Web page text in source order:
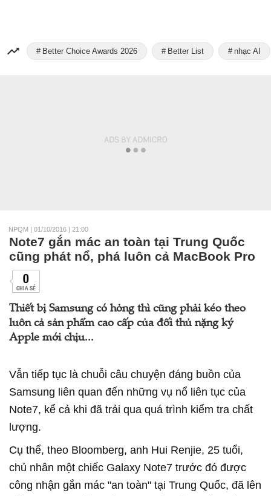
Better Choice Awards 2026 Better List nhạc AI
NPQM | 01/10/2016 | 21:00
Note7 gắn mác an toàn tại Trung Quốc
cũng phát nổ, phá luôn cả MacBook Pro
0
CHIA SẺ
Thiết bị Samsung có hỏng thì cũng phải kéo theo
luôn cả sản phẩm cao cấp của đối thủ nặng ký
Apple mới chịu...
Vẫn tiếp tục là chuỗi câu chuyện đáng buồn của
Samsung liên quan đến những vụ nổ liên tục của
Note7, kể cả khi đã trải qua quá trình kiểm tra chất
lượng.
Cụ thể, theo Bloomberg, anh Hui Renjie, 25 tuổi,
chủ nhân một chiếc Galaxy Note7 trước đó được
công nhận gắn mác "an toàn" tại Trung Quốc, đã lên